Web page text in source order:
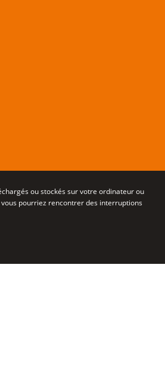
ou stockés sur votre ordinateur ou
vous pourriez rencontrer des interruptions